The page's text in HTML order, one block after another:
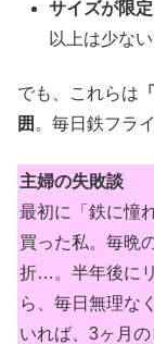
サイズが限
以上は少ない
でも、これらは
囲。毎日鉄フラ
主婦の失敗談
最初に「鉄に憧
買った私。毎晩
折…。半年後に
ら、毎日無理な
いれば、3ヶ月